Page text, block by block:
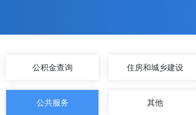
公积金查询 住房和城乡建设
公共服务 其他